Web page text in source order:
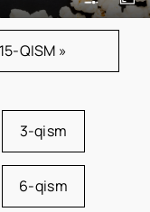
15-QISM »
3-qism
6-qism